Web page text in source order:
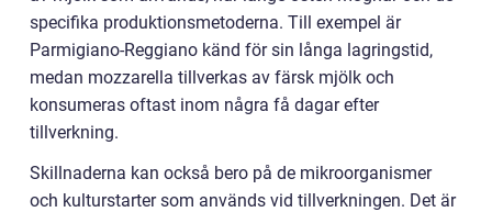
specifika produktionsmetoderna. Till exempel är
Parmigiano-Reggiano känd för sin långa lagringstid,
medan mozzarella tillverkas av färsk mjölk och
konsumeras oftast inom några få dagar efter
tillverkning.
Skillnaderna kan också bero på de mikroorganismer
och kulturstarter som används vid tillverkningen. Det är